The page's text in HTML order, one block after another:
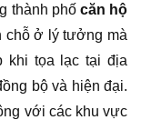
thành phố căn hộ
chỗ ở lý tưởng mà
khi tọa lạc tại địa
bộ và hiện đại.
với các khu vực